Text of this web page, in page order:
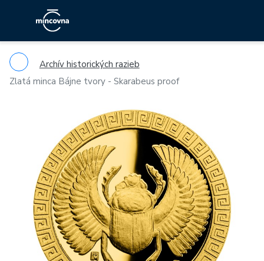
Archív historických razieb
Zlatá minca Bájne tvory - Skarabeus proof
Previous